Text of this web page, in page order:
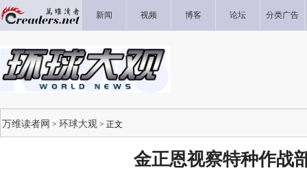
新闻 视频 博客 论坛 分类广告
万维读者网 > 环球大观 > 正文
金正恩视察特种作战